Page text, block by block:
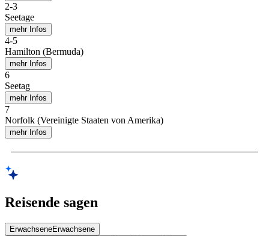
2-3
Seetage
mehr Infos
4-5
Hamilton (Bermuda)
mehr Infos
6
Seetag
mehr Infos
7
Norfolk (Vereinigte Staaten von Amerika)
mehr Infos
Reisende sagen
ErwachseneErwachsene